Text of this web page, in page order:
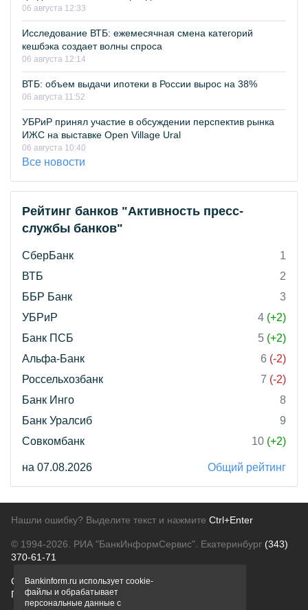
06 августа 12:33
Исследование ВТБ: ежемесячная смена категорий
кешбэка создает волны спроса
06 августа 12:14
ВТБ: объем выдачи ипотеки в России вырос на 38%
06 августа 11:52
УБРиР принял участие в обсуждении перспектив рынка
ИЖС на выставке Open Village Ural
06 августа 10:40
Все новости
Рейтинг банков "Активность пресс-
службы банков"
СберБанк
1
ВТБ
2
ББР Банк
3
УБРиР
4 (+2)
Банк ПСБ
5 (+2)
Альфа-Банк
6 (-2)
Россельхозбанк
7 (-2)
Банк Инго
8
Банк Уралсиб
9
Совкомбанк
10 (+2)
на 07.08.2026 Общий рейтинг
Нашли ошибку? Выделите текст и нажмите Ctrl+Enter
© 1994-2026. РИА "БанкИнформСервис". Екатеринбург (343)
370-61-71
О проектеПолитика конфиденциальности
Правовая информацияДля рекламодателей
Bankinform.ru использует cookie-
файлы и обрабатывает
персональные данные с